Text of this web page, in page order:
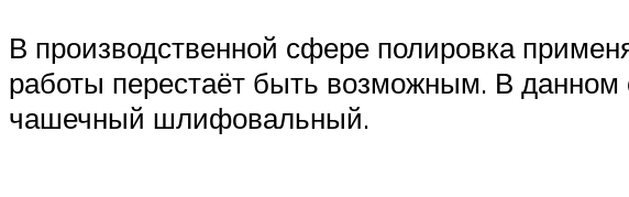
В производственной сфере полировка
работы перестаёт быть возможным. В
чашечный шлифовальный.